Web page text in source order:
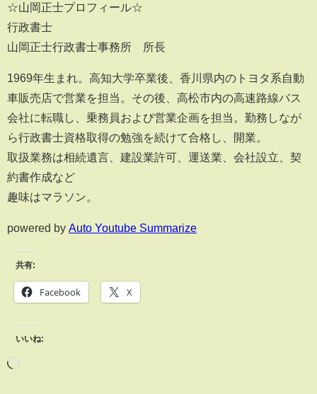
☆山岡正士プロフィール☆
行政書士
山岡正士行政書士事務所 所長
1969年生まれ。高知大学卒業後、香川県内のトヨタ系自動
車販売店で営業を担当。その後、高松市内の高速路線バス
会社に転職し、乗務員および営業企画を担当。勤務しなが
ら行政書士資格取得の勉強を続けて合格し、開業。
取扱業務は相続遺言、建設業許可、運送業、会社設立、契
約書作成など
趣味はマラソン。
powered by Auto Youtube Summarize
共有:
Facebook X
いいね: